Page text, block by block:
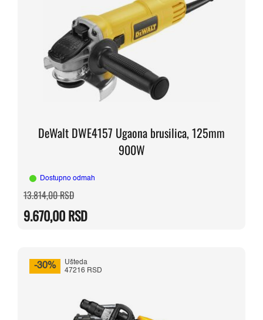
DeWalt DWE4157 Ugaona brusilica, 125mm
900W
Dostupno odmah
13.814,00RSDOriginalna
cena
bila:
13.814,00 RSD.
9.670,00RSD
Trenutna
cena
9.670,00 RSD.
-30%
Ušteda
47216 RSD